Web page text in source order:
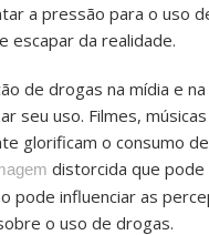
a pressão para o uso
escapar da realidade.
de drogas na mídia e
seu uso. Filmes,
glorificam o consumo
distorcida que pode
pode influenciar as
o uso de drogas.